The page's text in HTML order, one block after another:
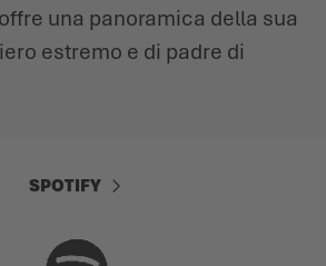
una panoramica della sua
estremo e di padre di
SPOTIFY